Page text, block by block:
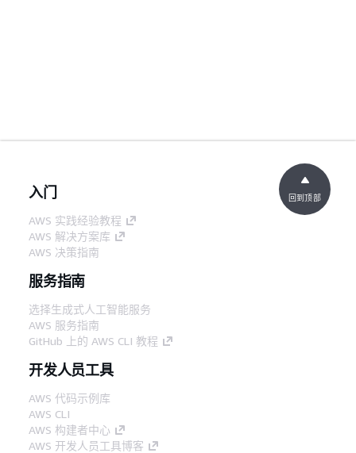
入门
AWS 实践经验教程
AWS 解决方案库
AWS 决策指南
服务指南
选择生成式人工智能服务
AWS 服务指南
GitHub 上的 AWS CLI 教程
开发人员工具
AWS 代码示例库
AWS CLI
AWS 构建者中心
AWS 开发人员工具博客
回到顶部